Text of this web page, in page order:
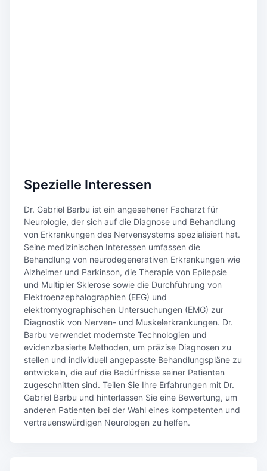
Spezielle Interessen
Dr. Gabriel Barbu ist ein angesehener Facharzt für
Neurologie, der sich auf die Diagnose und Behandlung
von Erkrankungen des Nervensystems spezialisiert hat.
Seine medizinischen Interessen umfassen die
Behandlung von neurodegenerativen Erkrankungen wie
Alzheimer und Parkinson, die Therapie von Epilepsie
und Multipler Sklerose sowie die Durchführung von
Elektroenzephalographien (EEG) und
elektromyographischen Untersuchungen (EMG) zur
Diagnostik von Nerven- und Muskelerkrankungen. Dr.
Barbu verwendet modernste Technologien und
evidenzbasierte Methoden, um präzise Diagnosen zu
stellen und individuell angepasste Behandlungspläne zu
entwickeln, die auf die Bedürfnisse seiner Patienten
zugeschnitten sind. Teilen Sie Ihre Erfahrungen mit Dr.
Gabriel Barbu und hinterlassen Sie eine Bewertung, um
anderen Patienten bei der Wahl eines kompetenten und
vertrauenswürdigen Neurologen zu helfen.